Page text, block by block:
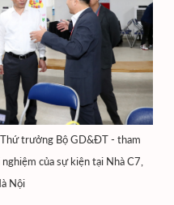
Thứ trưởng Bộ GD&ĐT - tham
của sự kiện tại Nhà C7,
Nội